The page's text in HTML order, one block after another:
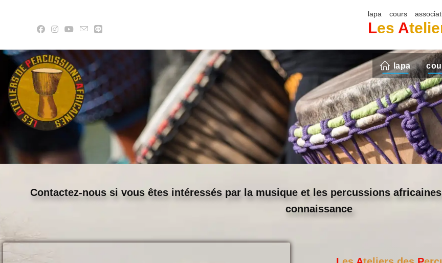
lapa cours
Les A
lapa
Contactez-nous si vous êtes intéressés par la musique et les percussions
connaissance